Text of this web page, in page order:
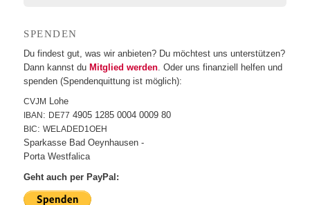
SPEN­DEN
Du fin­dest gut, was wir anbie­ten? Du möch­test uns unter­stüt­zen?
Dann kannst duMit­glied wer­den . Oder uns finan­zi­ell hel­fen und
spen­den (Spen­den­quit­tung ist möglich):
CVJM Lohe
IBAN : DE77 4905 1285 0004 0009 80
BIC:WELADED1OEH
Spar­kas­se Bad Oeynhausen -
Por­ta Westfalica
Geht auch per PayPal: